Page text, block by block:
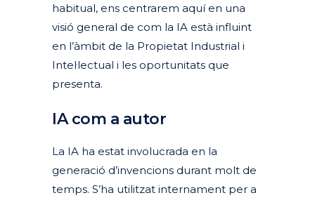
habitual, ens centrarem aquí en una
visió general de com la IA està influint
en l’àmbit de la Propietat Industrial i
Intel·lectual i les oportunitats que
presenta.
IA com a autor
La IA ha estat involucrada en la
generació d’invencions durant molt de
temps. S’ha utilitzat internament per a